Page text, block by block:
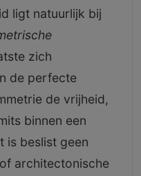
ligt natuurlijk bij
zich
de perfecte
de vrijheid,
binnen een
is beslist geen
architectonische